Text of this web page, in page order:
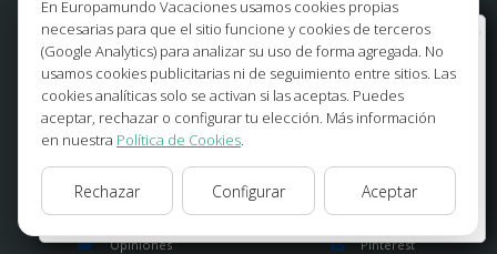
SÍGUENOS
Facebook
Blog
Opiniones
Instagram
Youtube
Pinterest
Bienvenido a Europamundo Vacaciones, está usted
en el sitio internacional de:
Wellcome to Europamundo Vacations, your in the
international site of:
España
cambiar/change
En Europamundo Vacaciones usamos cookies propias
necesarias para que el sitio funcione y cookies de terceros
(Google Analytics) para analizar su uso de forma agregada. No
usamos cookies publicitarias ni de seguimiento entre sitios. Las
cookies analíticas solo se activan si las aceptas. Puedes
aceptar, rechazar o configurar tu elección. Más información
en nuestra Política de Cookies.
Rechazar Configurar Aceptar